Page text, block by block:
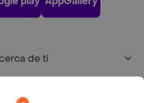
de ti